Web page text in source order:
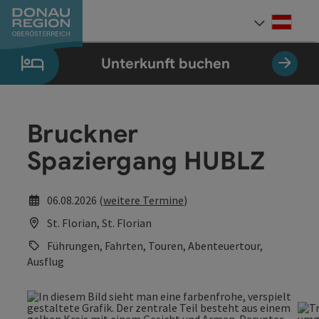
Zum Inhalt
Zur Navigation
Zum Seitenanfang
Zur Kontaktseite
Zum Impressum
Zur Startseite
Unterkunft buchen
Bruckner
Spaziergang HUBLZ
06.08.2026 (weitere Termine)
St. Florian, St. Florian
Führungen, Fahrten, Touren, Abenteuertour,
Ausflug